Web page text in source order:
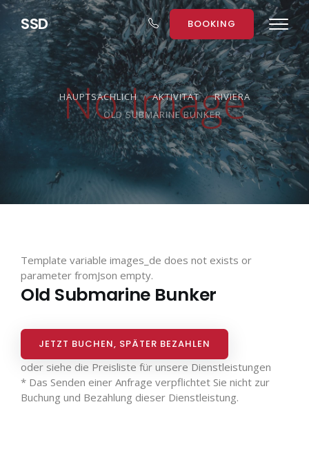
SSD BOOKING
HAUPTSÄCHLICH AKTIVITÄT
RIVIERA
OLD SUBMARINE BUNKER
Template variable images_de does not exists or
parameter fromJson empty.
Old Submarine Bunker
JETZT BUCHEN, SPÄTER BEZAHLEN
oder siehe die Preisliste für unsere Dienstleistungen
* Das Senden einer Anfrage verpflichtet Sie nicht zur
Buchung und Bezahlung dieser Dienstleistung.